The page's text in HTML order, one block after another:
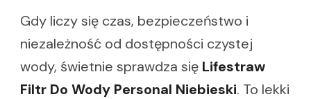
Gdy liczy się czas, bezpieczeństwo i
niezależność od dostępności czystej
wody, świetnie sprawdza się Lifestraw
Filtr Do Wody Personal Niebieski. To lekki